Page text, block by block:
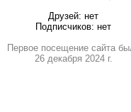
Друзей: нет
Подписчиков: нет
Первое посещение сайта
26 декабря 2024 г.